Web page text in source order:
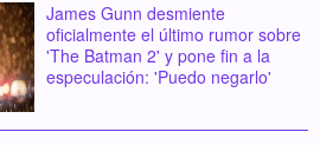
James Gunn desmiente
oficialmente el último rumor sobre
'The Batman 2' y pone fin a la
especulación: 'Puedo negarlo'